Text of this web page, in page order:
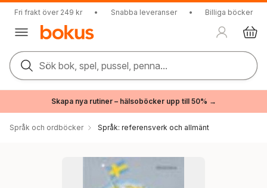
Fri frakt över 249 kr • Snabba leveranser • Billiga böcker
Sök bok, spel, pussel, penna...
Skapa nya rutiner – hälsoböcker upp till 50% →
Språk och ordböcker Språk: referensverk och allmänt